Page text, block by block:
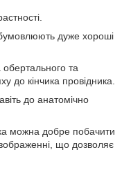
дуже хороші
та
до кінчика провідника.
до анатомічно
можна добре побачити
що дозволяє